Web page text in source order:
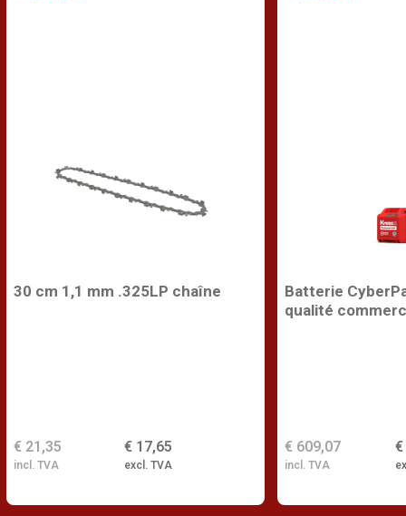
30 cm 1,1 mm .325LP chaîne
€ 17,65
excl. TVA
€ 21,35
incl. TVA
Batterie
qualité
€
€ 609,07
incl. TVA